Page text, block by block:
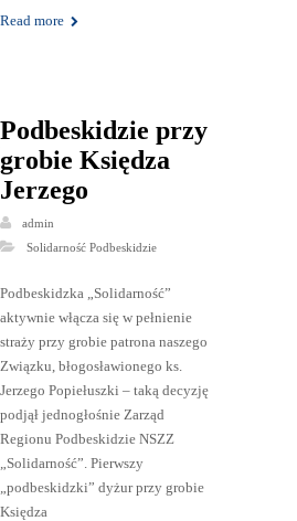
Read more
Podbeskidzie przy
grobie Księdza
Jerzego
admin
Solidarność Podbeskidzie
Podbeskidzka „Solidarność”
aktywnie włącza się w pełnienie
straży przy grobie patrona naszego
Związku, błogosławionego ks.
Jerzego Popiełuszki – taką decyzję
podjął jednogłośnie Zarząd
Regionu Podbeskidzie NSZZ
„Solidarność”. Pierwszy
„podbeskidzki” dyżur przy grobie
Księdza